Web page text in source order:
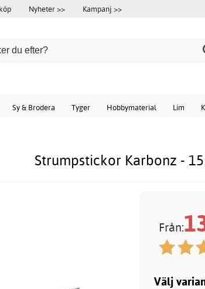
Nyheter >> Kampanj >>
Sy & Brodera Tyger Hobbymaterial Lim
Strumpstickor Karbonz -
Från:
Välj